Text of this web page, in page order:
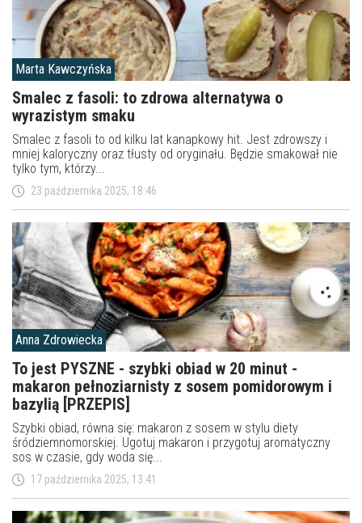
Marta Kawczyńska
Smalec z fasoli: to zdrowa alternatywa o
wyrazistym smaku
Smalec z fasoli to od kilku lat kanapkowy hit. Jest zdrowszy i
mniej kaloryczny oraz tłusty od oryginału. Będzie smakował nie
tylko tym, którzy...
23 października 2025, 18:46
Anna Zdrowiecka
To jest PYSZNE - szybki obiad w 20 minut -
makaron pełnoziarnisty z sosem pomidorowym i
bazylią [PRZEPIS]
Szybki obiad, równa się: makaron z sosem w stylu diety
śródziemnomorskiej. Ugotuj makaron i przygotuj aromatyczny
sos w czasie, gdy woda się...
17 października 2025, 13:41